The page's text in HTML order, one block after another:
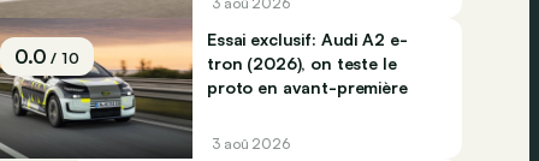
0.0/ 10
Essai exclusif: Audi A2 e-
tron (2026), on teste le
proto en avant-première
3 aoû 2026